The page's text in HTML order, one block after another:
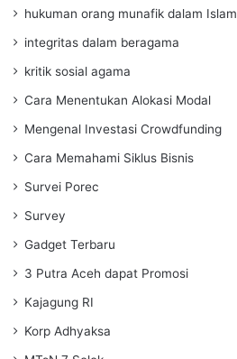
hukuman orang munafik dalam Islam
integritas dalam beragama
kritik sosial agama
Cara Menentukan Alokasi Modal
Mengenal Investasi Crowdfunding
Cara Memahami Siklus Bisnis
Survei Porec
Survey
Gadget Terbaru
3 Putra Aceh dapat Promosi
Kajagung RI
Korp Adhyaksa